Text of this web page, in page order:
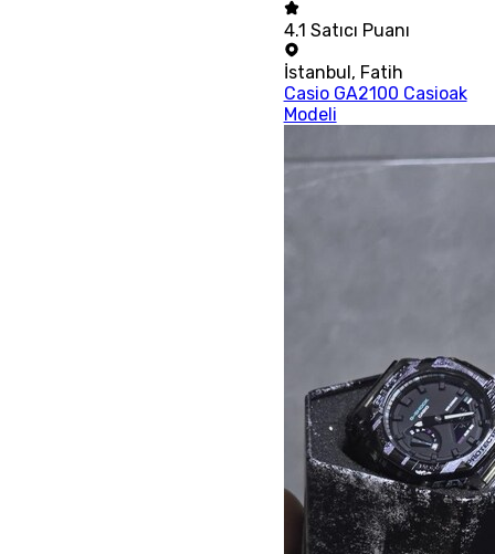
4.1 Satıcı Puanı
İstanbul, Fatih
Casio GA2100 Casioak
Modeli